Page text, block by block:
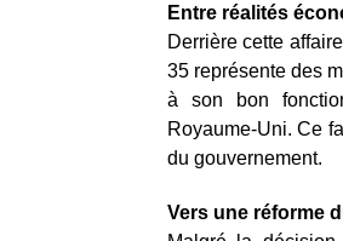
Entre réalités
Derrière cette
35 représente des
à son bon
Royaume-Uni. Ce
du gouvernement.
Vers une réforme